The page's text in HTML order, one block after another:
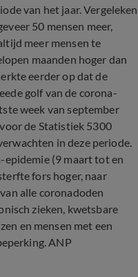
van het jaar. Vergeleken
50 mensen meer,
meer mensen te
maanden hoger dan
eerder op dat de
golf van de corona-
week van september
de Statistiek 5300
in deze periode.
epidemie (9 maart tot en
fors hoger, naar
alle coronadoden
zieken, kwetsbare
en mensen met een
ANP